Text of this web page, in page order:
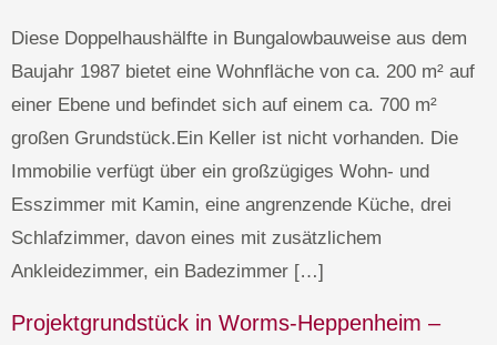
Diese Doppelhaushälfte in Bungalowbauweise aus dem
Baujahr 1987 bietet eine Wohnfläche von ca. 200 m² auf
einer Ebene und befindet sich auf einem ca. 700 m²
großen Grundstück.Ein Keller ist nicht vorhanden. Die
Immobilie verfügt über ein großzügiges Wohn- und
Esszimmer mit Kamin, eine angrenzende Küche, drei
Schlafzimmer, davon eines mit zusätzlichem
Ankleidezimmer, ein Badezimmer […]
Projektgrundstück in Worms-Heppenheim –